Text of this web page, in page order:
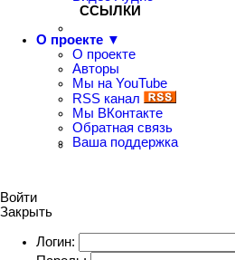
ССЫЛКИ
О проекте ▼
О проекте
Авторы
Мы на YouTube
RSS канал
Мы ВКонтакте
Обратная связь
Ваша поддержка
Войти
Закрыть
Логин: